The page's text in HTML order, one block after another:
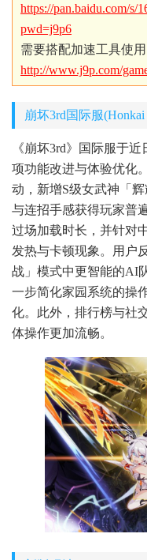
https://pan.baidu.com/
pwd=j9p6
需要搭配加速工具使用
http://www.j9p.com/
崩坏3rd国际服
《崩坏3rd》国际服于
项功能改进与体验优化
动，新增S级女武神「
与连招手感获得玩家普
过场加载时长，并针对
发热与卡顿现象。用户
战」模式中更智能的AI
一步简化家园系统的操
化。此外，排行榜与社
体操作更加流畅。